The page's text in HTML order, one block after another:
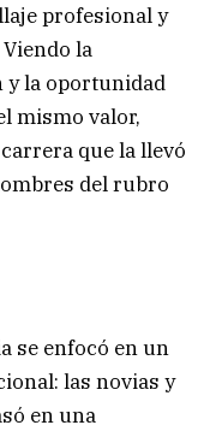
profesional y
la
y la oportunidad
mismo valor,
que la llevó
del rubro
se enfocó en un
las novias y
en una